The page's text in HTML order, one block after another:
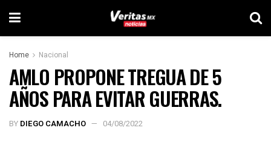
Home Nacional
AMLO PROPONE TREGUA DE 5
AÑOS PARA EVITAR GUERRAS.
BY DIEGO CAMACHO 04/08/2022